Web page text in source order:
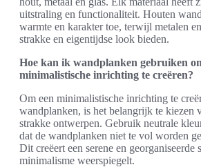
uitstraling en functionaliteit. Houten
warmte en karakter toe, terwijl metalen
strakke en eigentijdse look bieden.
Hoe kan ik wandplanken gebruiken
minimalistische inrichting te creëren?
Om een minimalistische inrichting te
wandplanken, is het belangrijk te kiezen
strakke ontwerpen. Gebruik neutrale
dat de wandplanken niet te vol worden
Dit creëert een serene en georganiseerde
minimalisme weerspiegelt.